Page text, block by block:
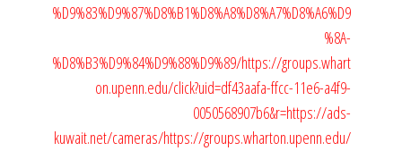
%D9%83%D9%87%D8%B1%D8%A8%D8%A7%D8%A6%D9
%8A-
%D8%B3%D9%84%D9%88%D9%89/https://groups.whart
on.upenn.edu/click?uid=df43aafa-ffcc-11e6-a4f9-
0050568907b6&r=https://ads-
kuwait.net/cameras/https://groups.wharton.upenn.edu/